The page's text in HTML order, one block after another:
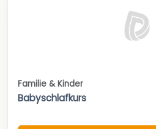
Familie & Kinder
Babyschlafkurs